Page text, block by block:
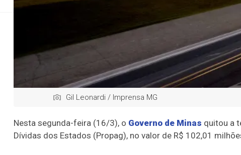
Gil Leonardi / Imprensa MG
Nesta segunda-feira (16/3), o Governo de Minas quitou a
Dívidas dos Estados (Propag), no valor de R$ 102,01